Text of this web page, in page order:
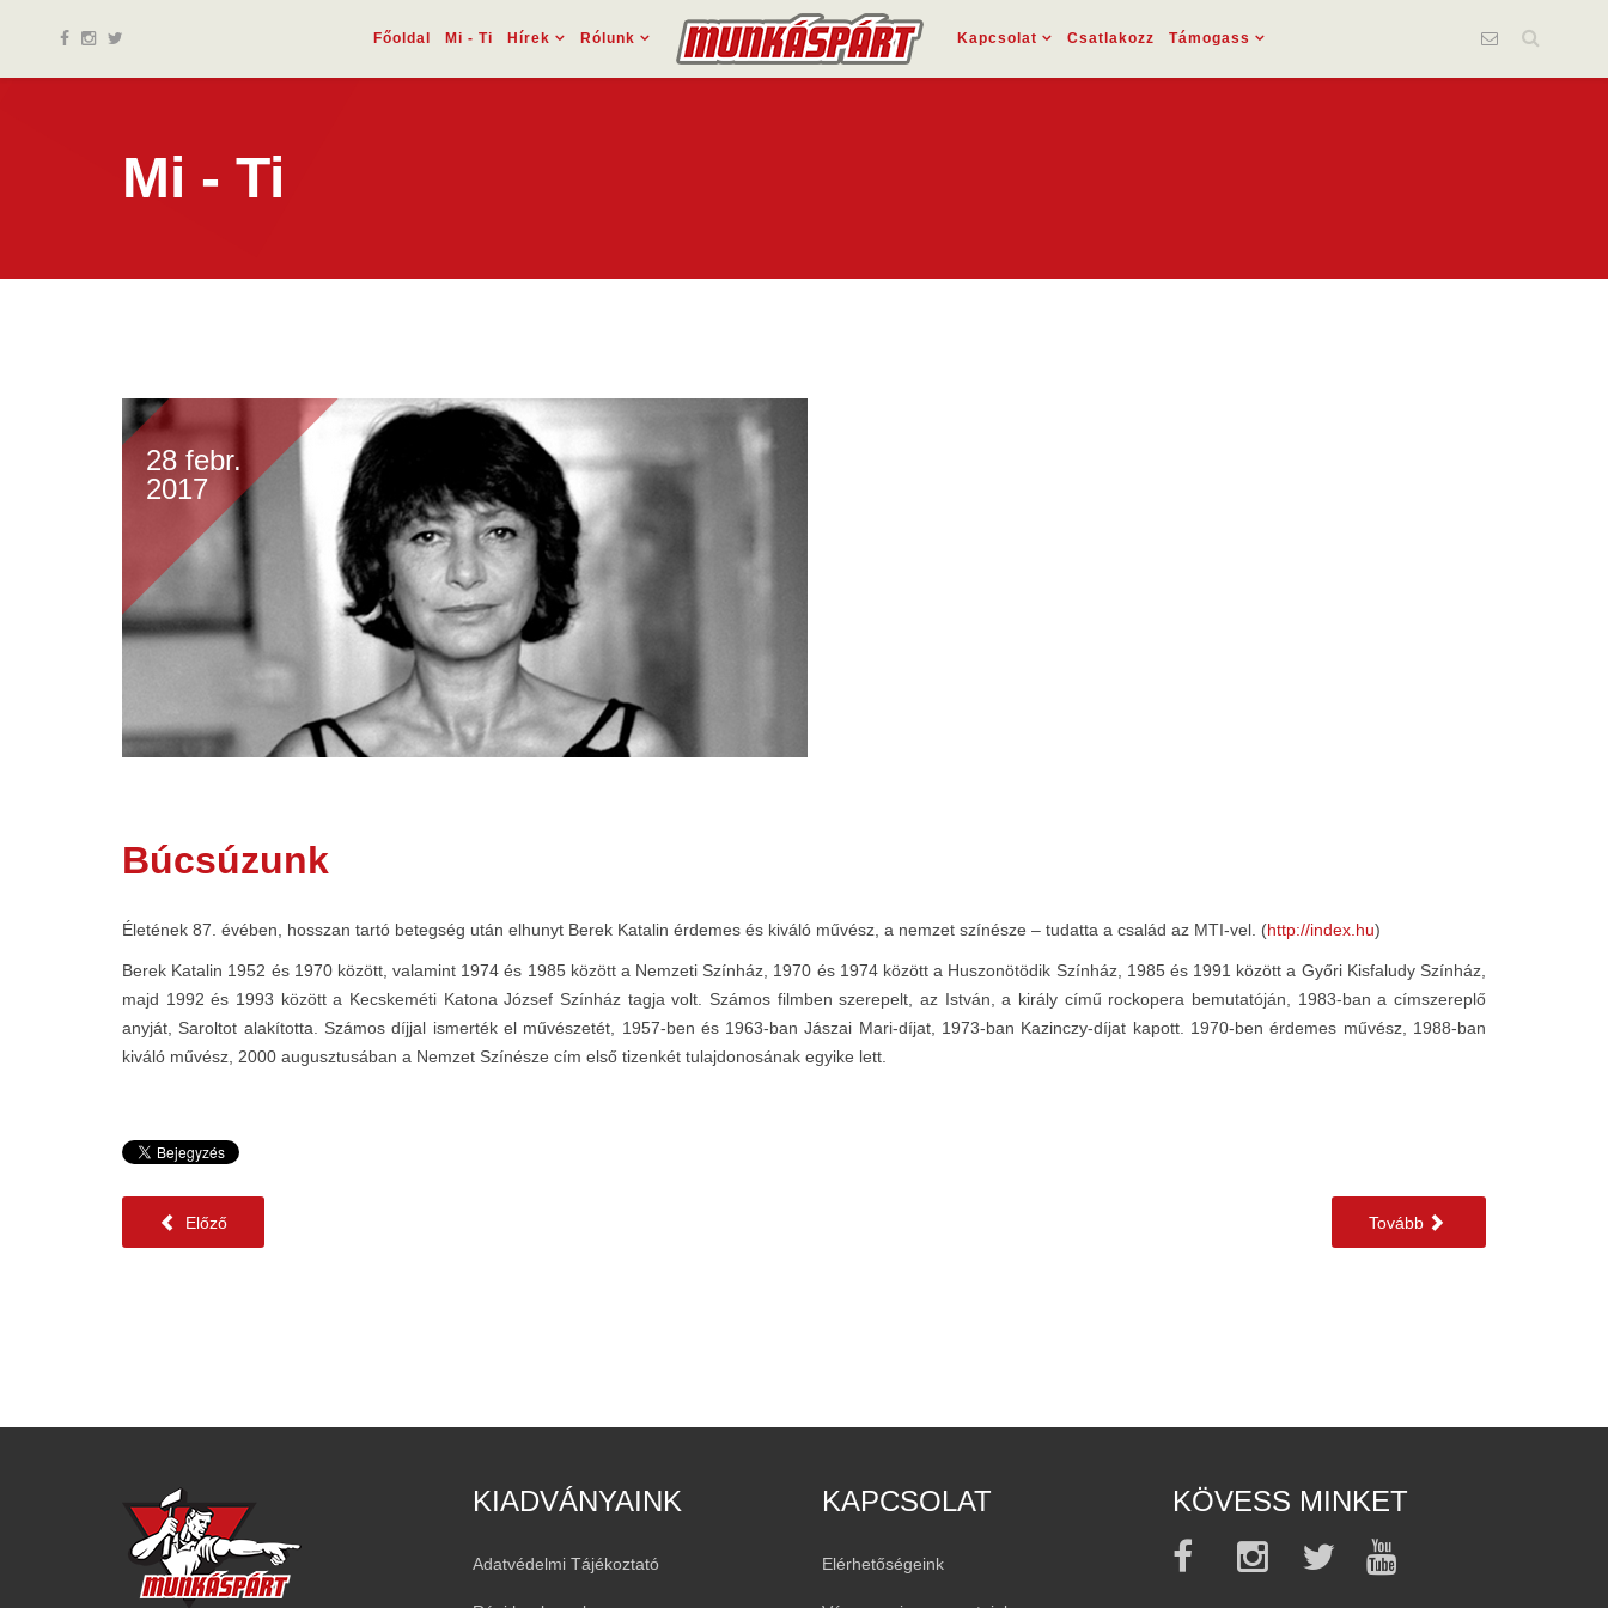
Főoldal Mi - Ti Hírek Rólunk Kapcsolat Csatlakozz Támogass
Mi - Ti
28 febr.
2017
Búcsúzunk
Életének 87. évében, hosszan tartó betegség után elhunyt Berek Katalin érdemes és kiváló művész, a nemzet színésze – tudatta a család az MTI-vel. (http://index.hu)
Berek Katalin 1952 és 1970 között, valamint 1974 és 1985 között a Nemzeti Színház, 1970 és 1974 között a Huszonötödik Színház, 1985 és 1991 között a Győri Kisfaludy Színház,
majd 1992 és 1993 között a Kecskeméti Katona József Színház tagja volt. Számos filmben szerepelt, az István, a király című rockopera bemutatóján, 1983-ban a címszereplő
anyját, Saroltot alakította. Számos díjjal ismerték el művészetét, 1957-ben és 1963-ban Jászai Mari-díjat, 1973-ban Kazinczy-díjat kapott. 1970-ben érdemes művész, 1988-ban
kiváló művész, 2000 augusztusában a Nemzet Színésze cím első tizenkét tulajdonosának egyike lett.
Előző Tovább
KIADVÁNYAINK
Adatvédelmi Tájékoztató
KAPCSOLAT
Elérhetőségeink
KÖVESS MINKET